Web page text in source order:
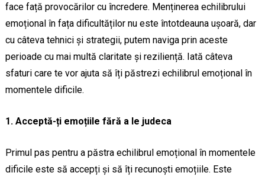
face față provocărilor cu încredere. Menținerea echilibrului
emoțional în fața dificultăților nu este întotdeauna ușoară, dar
cu câteva tehnici și strategii, putem naviga prin aceste
perioade cu mai multă claritate și reziliență. Iată câteva
sfaturi care te vor ajuta să îți păstrezi echilibrul emoțional în
momentele dificile.
1. Acceptă-ți emoțiile fără a le judeca
Primul pas pentru a păstra echilibrul emoțional în momentele
dificile este să accepți și să îți recunoști emoțiile. Este